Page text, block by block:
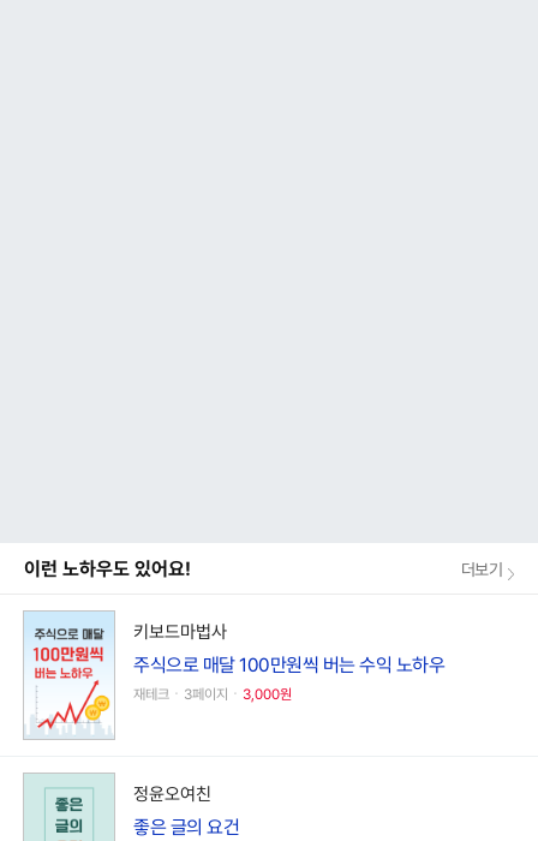
이런 노하우도 있어요! 더보기
키보드마법사
주식으로 매달 100만원씩 버는 수익 노하우
재테크ㆍ3페이지ㆍ 3,000원
정윤오여친
좋은 글의 요건